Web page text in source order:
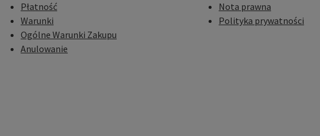
Płatność
Warunki
Ogólne Warunki Zakupu
Anulowanie
Nota prawna
Polityka prywatności